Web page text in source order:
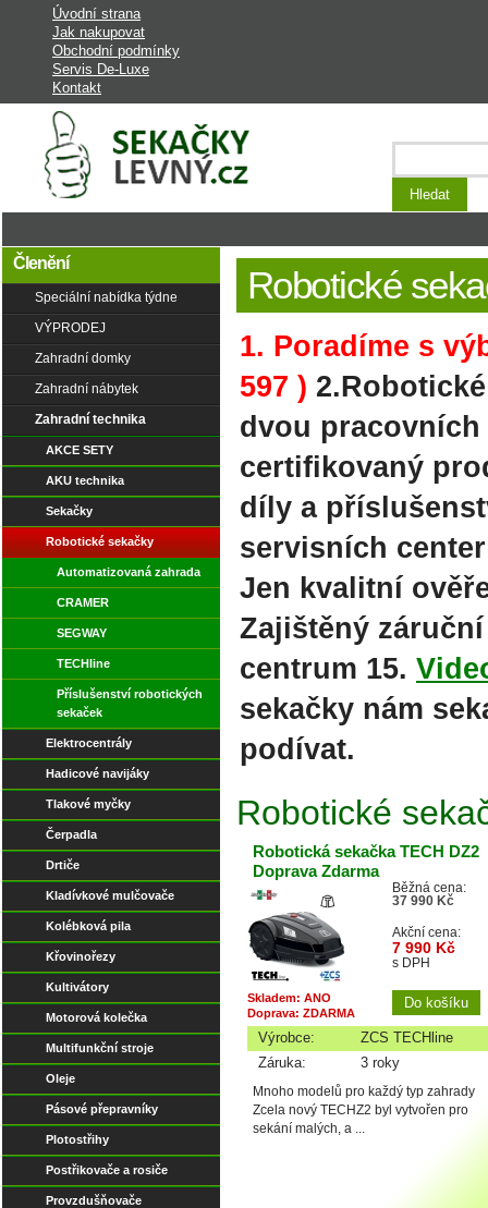
Úvodní strana
Jak nakupovat
Obchodní podmínky
Servis De-Luxe
Kontakt
Laciná Zahrada - stroje a vybavení na
zahradu
Členění
Speciální nabídka týdne
VÝPRODEJ
Zahradní domky
Zahradní nábytek
Zahradní technika
AKCE SETY
AKU technika
Sekačky
Robotické sekačky
Automatizovaná zahrada
CRAMER
SEGWAY
TECHline
Příslušenství robotických
sekaček
Elektrocentrály
Hadicové navijáky
Tlakové myčky
Čerpadla
Drtiče
Kladívkové mulčovače
Kolébková pila
Křovinořezy
Kultivátory
Motorová kolečka
Multifunkční stroje
Oleje
Pásové přepravníky
Plotostřihy
Postřikovače a rosiče
Provzdušňovače
Robotické
1. Poradíme s
597 )
dvou pracovních
certifikovaný
díly a
servisních
Jen kvalitní
Zajištěný
centrum 15.
sekačky nám
podívat.
Robotické
Robotická sekačka TECH DZ2
Doprava Zdarma
Běžná cena:
37 990 Kč
Akční cena:
7 990 Kč
s DPH
Skladem: ANO
Doprava: ZDARMA
Výrobce:
ZCS TECHline
Záruka:
3 roky
Mnoho modelů pro každý typ zahrady
Zcela nový TECHZ2 byl vytvořen pro
sekání malých, a ...